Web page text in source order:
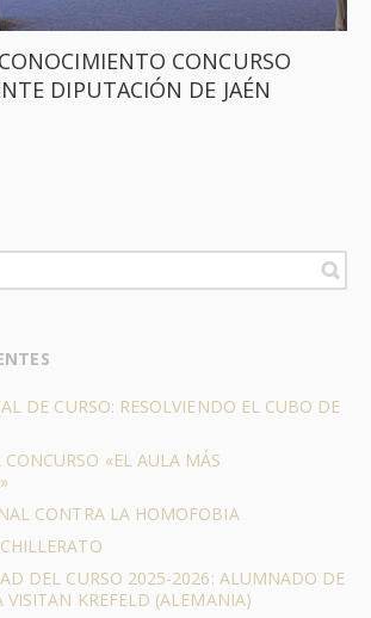
CONCURSO
DIPUTACIÓN DE JAÉN
DE CURSO: RESOLVIENDO EL CUBO DE
«EL AULA MÁS
CONTRA LA HOMOFOBIA
DEL CURSO 2025-2026: ALUMNADO DE
KREFELD (ALEMANIA)